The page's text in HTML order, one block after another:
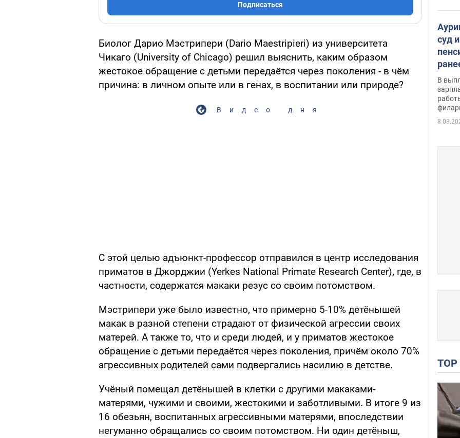
Подписаться
Биолог Дарио Мэстрипери (Dario Maestripieri) из университета
Чикаго (University of Chicago) решил выяснить, каким образом
жестокое обращение с детьми передаётся через поколения - в чём
причина: в личном опыте или в генах, в воспитании или природе?
Видео дня
С этой целью адъюнкт-профессор отправился в центр исследования
приматов в Джорджии (Yerkes National Primate Research Center), где, в
частности, содержатся макаки резус со своим потомством.
Мэстрипери уже было известно, что примерно 5-10% детёнышей
макак в разной степени страдают от физической агрессии своих
матерей. А также то, что и среди людей, и у приматов жестокое
обращение с детьми передаётся через поколения, причём около 70%
агрессивных родителей сами подвергались насилию в детстве.
Учёный помещал детёнышей в клетки с другими макаками-
матерями, чужими и своими, жестокими и заботливыми. В итоге 9 из
16 обезьян, воспитанных агрессивными матерями, впоследствии
негуманно обращались со своим потомством. Ни один детёныш,
суд
В